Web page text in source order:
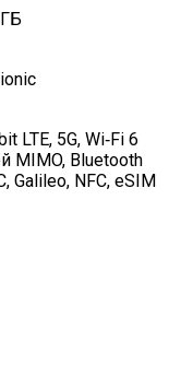
MIMO, Bluetooth
Galileo, NFC, eSIM